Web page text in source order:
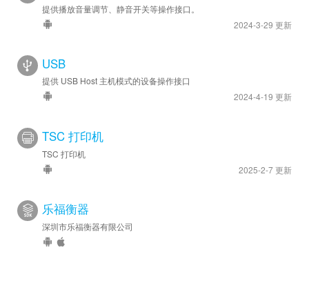
提供播放音量调节、静音开关等操作接口。
2024-3-29 更新
USB
提供 USB Host 主机模式的设备操作接口
2024-4-19 更新
TSC 打印机
TSC 打印机
2025-2-7 更新
乐福衡器
深圳市乐福衡器有限公司